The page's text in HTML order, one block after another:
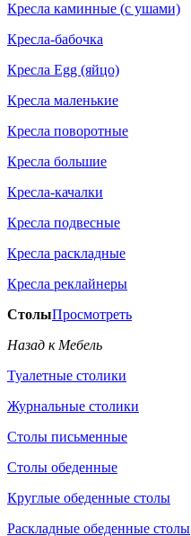
Кресла каминные (с ушами)
Кресла-бабочка
Кресла Egg (яйцо)
Кресла маленькие
Кресла поворотные
Кресла большие
Кресла-качалки
Кресла подвесные
Кресла раскладные
Кресла реклайнеры
СтолыПросмотреть
Назад к Мебель
Туалетные столики
Журнальные столики
Столы письменные
Столы обеденные
Круглые обеденные столы
Раскладные обеденные столы